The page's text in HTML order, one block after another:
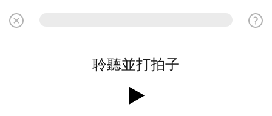
聆聽並打拍子